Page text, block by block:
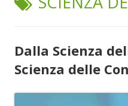
Dalla Scienza
Scienza delle